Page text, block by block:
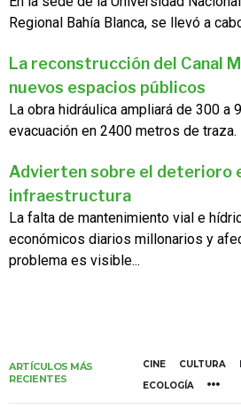
Regional Bahía Blanca, se llevó a
La reconstrucción del Canal
nuevos espacios públicos
La obra hidráulica ampliará de 300 a
evacuación en 2400 metros de traza.
Advierten sobre el deterioro
infraestructura
La falta de mantenimiento vial e
económicos diarios millonarios y
problema es visible...
ARTÍCULOS MÁS
RECIENTES
CINE CULTURA
ECOLOGÍA